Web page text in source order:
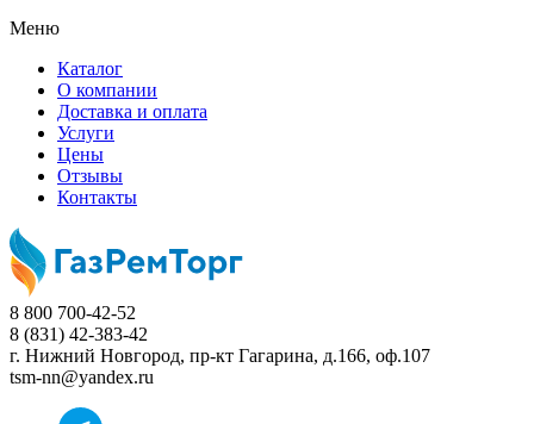
Меню
Каталог
О компании
Доставка и оплата
Услуги
Цены
Отзывы
Контакты
8 800 700-42-52
8 (831) 42-383-42
г. Нижний Новгород, пр-кт Гагарина, д.166, оф.107
tsm-nn@yandex.ru